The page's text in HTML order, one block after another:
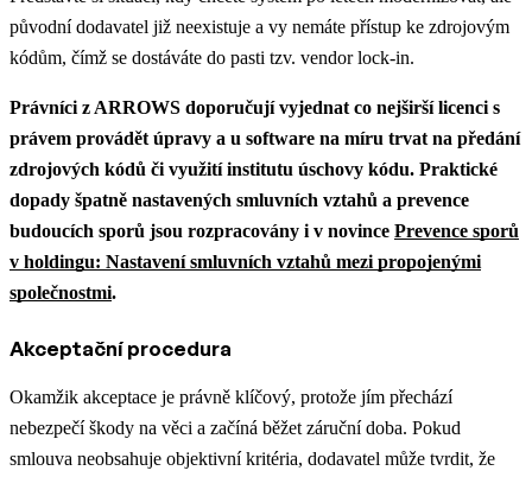
původní dodavatel již neexistuje a vy nemáte přístup ke zdrojovým
kódům, čímž se dostáváte do pasti tzv. vendor lock-in.
Právníci z ARROWS doporučují vyjednat co nejširší licenci s
právem provádět úpravy a u software na míru trvat na předání
zdrojových kódů či využití institutu úschovy kódu. Praktické
dopady špatně nastavených smluvních vztahů a prevence
budoucích sporů jsou rozpracovány i v novince Prevence sporů
v holdingu: Nastavení smluvních vztahů mezi propojenými
společnostmi.
Akceptační procedura
Okamžik akceptace je právně klíčový, protože jím přechází
nebezpečí škody na věci a začíná běžet záruční doba. Pokud
smlouva neobsahuje objektivní kritéria, dodavatel může tvrdit, že